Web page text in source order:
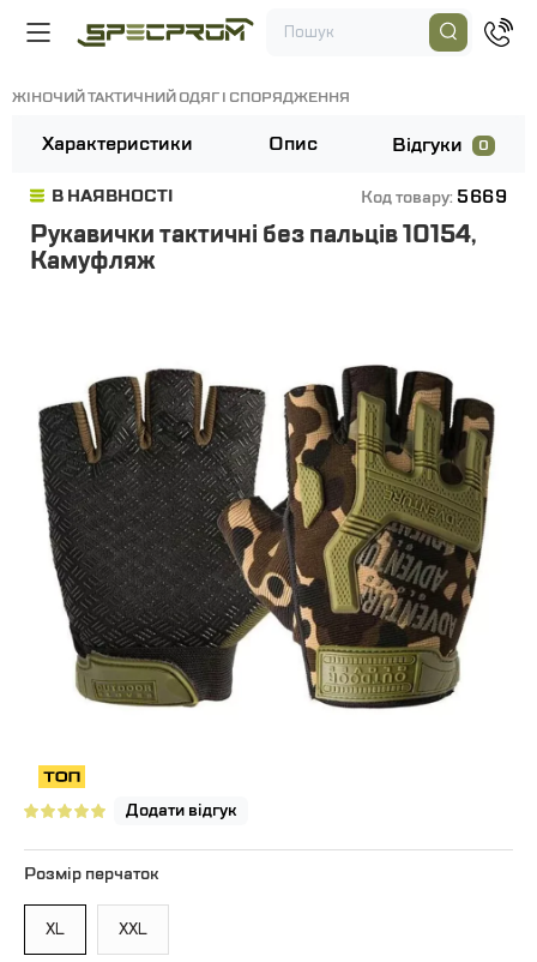
ЖІНОЧИЙ ТАКТИЧНИЙ ОДЯГ І СПОРЯДЖЕННЯ
Характеристики Опис Відгуки 0
В НАЯВНОСТІ Код товару: 5669
Рукавички тактичні без пальців 10154,
Камуфляж
Додати відгук
Розмір перчаток
XL XXL